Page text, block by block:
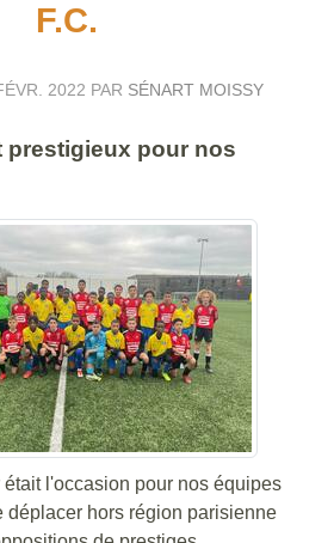
F.C.
2022 PAR SÉNART MOISSY
prestigieux pour nos
l'occasion pour nos équipes
déplacer hors région parisienne